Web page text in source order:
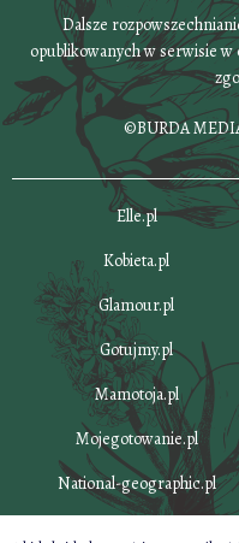
Dalsze
opublikowanych w serwisie w
©BURDA
Elle.pl
Kobieta.pl
Glamour.pl
Gotujmy.pl
Mamotoja.pl
Mojegotowanie.pl
National-geographic.pl